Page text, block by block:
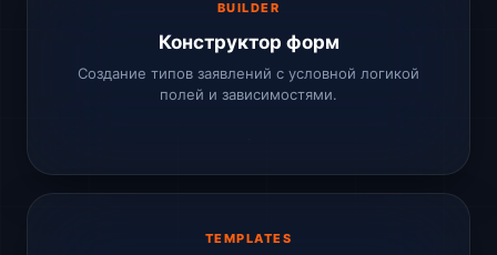
BUILDER
Конструктор форм
Создание типов заявлений с условной логикой
полей и зависимостями.
TEMPLATES